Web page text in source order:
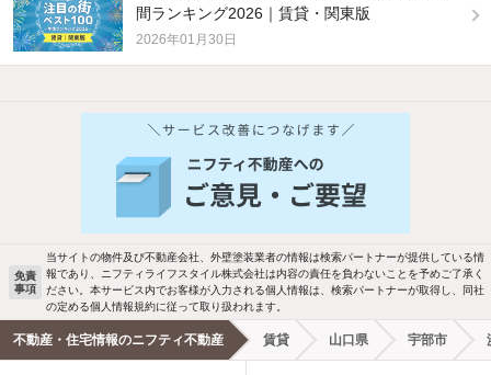
間ランキング2026｜賃貸・関東版
2026年01月30日
他の人はこんな条件で絞り込んでいます！
バス・トイレ別 2階以上
洗濯機置場あり 独立洗面台
エアコンあり 都市ガス
新着物件メール通知
検索中の条件の新着物件情報をいち早く
新着メール通知を受け取る
免責
事項
当サイトの物件及び不動産会社、外壁塗装業者の情報は検索パートナーが提供している情
報であり、ニフティライフスタイル株式会社は内容の責任を負わないことを予めご了承く
ださい。本サービス内でお客様が入力される個人情報は、検索パートナーが取得し、同社
の定める個人情報規約に従って取り扱われます。
不動産・住宅情報のニフティ不動産 賃貸 山口県 宇部市